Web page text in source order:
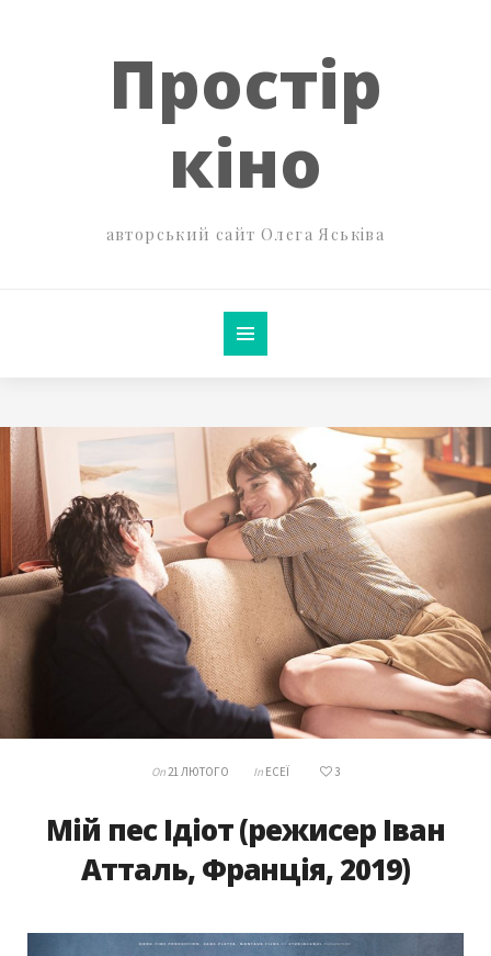
Простір
кіно
авторський сайт Олега Яськіва
On21 ЛЮТОГО In ЕСЕЇ 3
Мій пес Ідіот (режисер Іван
Атталь, Франція, 2019)